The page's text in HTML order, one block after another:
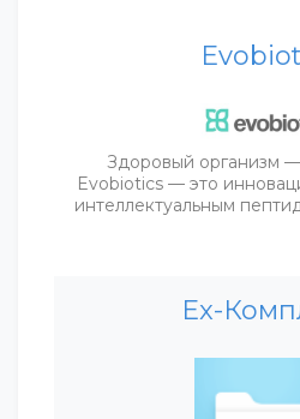
Здоровый организм
Evobiotics — это
интеллектуальным
Ex-